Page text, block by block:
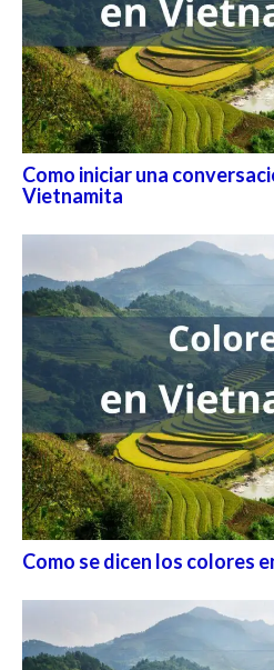
Como iniciar una
Vietnamita
Como se dicen los colores